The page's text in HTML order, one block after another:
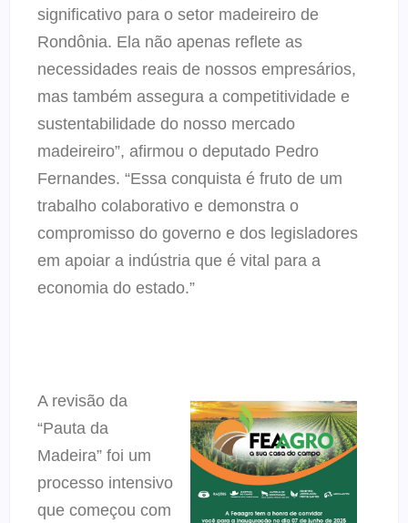
significativo para o setor madeireiro de
Rondônia. Ela não apenas reflete as
necessidades reais de nossos empresários,
mas também assegura a competitividade e
sustentabilidade do nosso mercado
madeireiro”, afirmou o deputado Pedro
Fernandes. “Essa conquista é fruto de um
trabalho colaborativo e demonstra o
compromisso do governo e dos legisladores
em apoiar a indústria que é vital para a
economia do estado.”
A revisão da
“Pauta da
Madeira” foi um
processo intensivo
que começou com